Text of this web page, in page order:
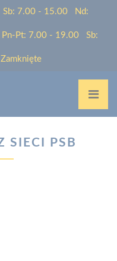
7.00 - 15.00 Nd:
Pn-Pt: 7.00 - 19.00 Sb:
SIECI PSB